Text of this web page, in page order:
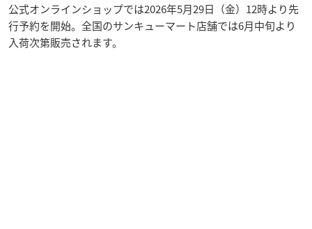
公式オンラインショップでは2026年5月29日（金）12時より先
行予約を開始。全国のサンキューマート店舗では6月中旬より
入荷次第販売されます。